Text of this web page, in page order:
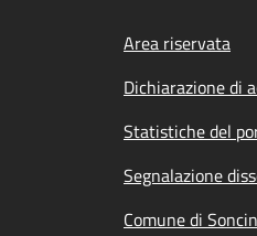
Footer
Area riservata
Dichiarazione di
Statistiche del
Segnalazione
Comune di